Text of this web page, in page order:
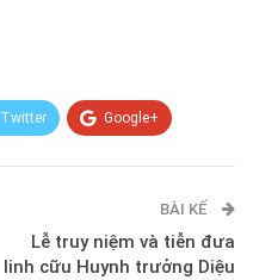
Twitter Google+
BÀI KẾ
Lễ truy niệm và tiễn đưa
linh cữu Huynh trưởng Diệu